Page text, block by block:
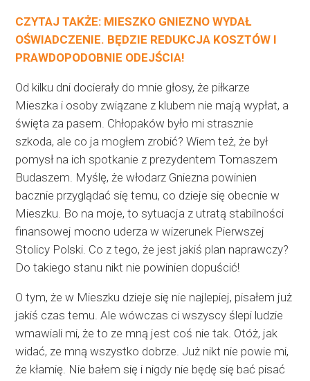
CZYTAJ TAKŻE: MIESZKO GNIEZNO WYDAŁ
OŚWIADCZENIE. BĘDZIE REDUKCJA KOSZTÓW I
PRAWDOPODOBNIE ODEJŚCIA!
Od kilku dni docierały do mnie głosy, że piłkarze
Mieszka i osoby związane z klubem nie mają wypłat, a
święta za pasem. Chłopaków było mi strasznie
szkoda, ale co ja mogłem zrobić? Wiem też, że był
pomysł na ich spotkanie z prezydentem Tomaszem
Budaszem. Myślę, że włodarz Gniezna powinien
bacznie przyglądać się temu, co dzieje się obecnie w
Mieszku. Bo na moje, to sytuacja z utratą stabilności
finansowej mocno uderza w wizerunek Pierwszej
Stolicy Polski. Co z tego, że jest jakiś plan naprawczy?
Do takiego stanu nikt nie powinien dopuścić!
O tym, że w Mieszku dzieje się nie najlepiej, pisałem już
jakiś czas temu. Ale wówczas ci wszyscy ślepi ludzie
wmawiali mi, że to ze mną jest coś nie tak. Otóż, jak
widać, ze mną wszystko dobrze. Już nikt nie powie mi,
że kłamię. Nie bałem się i nigdy nie będę się bać pisać